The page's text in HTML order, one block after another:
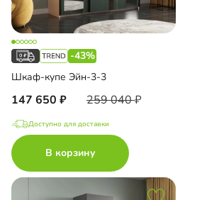
-43%
Шкаф-купе Эйн-3-3
147 650 259 040
Доступно для доставки
В корзину